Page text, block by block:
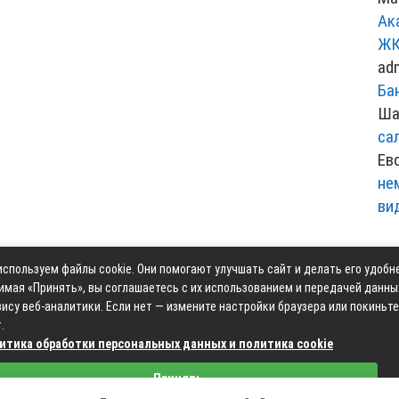
ЖК
Контакты Карта
с редакцией сайта:
файлы cookie. Они помогают улучшать сайт и делать его
«Принять», вы соглашаетесь с их использованием и передачей
веб-аналитики. Если нет — измените настройки браузера или покиньте
обработки персональных данных и политика cookie
Принять